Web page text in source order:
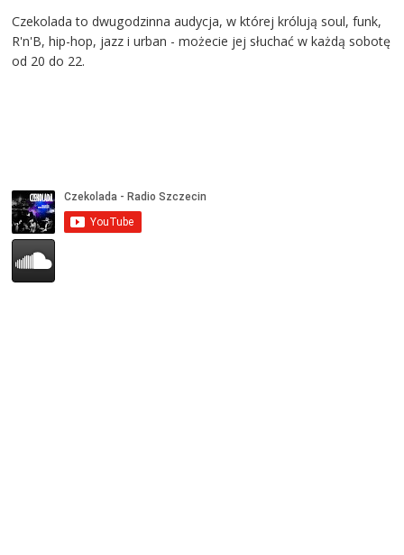
Czekolada to dwugodzinna audycja, w której królują soul, funk,
R'n'B, hip-hop, jazz i urban - możecie jej słuchać w każdą sobotę
od 20 do 22.